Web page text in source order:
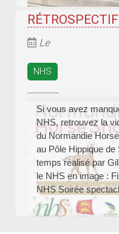
Le
NHS
Si vous avez
NHS, retrouvez la
du Normandie
au Pôle Hippique
temps réalisé par
le NHS en image :
NHS Soirée